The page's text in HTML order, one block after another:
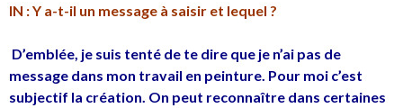
IN : Y a-t-il un message à saisir et lequel ?
D’emblée, je suis tenté de te dire que je n’ai pas de
message dans mon travail en peinture. Pour moi c’est
subjectif la création. On peut reconnaître dans certaines